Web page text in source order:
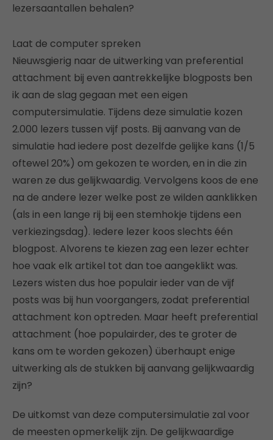
lezersaantallen behalen?
Laat de computer spreken
Nieuwsgierig naar de uitwerking van preferential
attachment bij even aantrekkelijke blogposts ben
ik aan de slag gegaan met een eigen
computersimulatie. Tijdens deze simulatie kozen
2.000 lezers tussen vijf posts. Bij aanvang van de
simulatie had iedere post dezelfde gelijke kans (1/5
oftewel 20%) om gekozen te worden, en in die zin
waren ze dus gelijkwaardig. Vervolgens koos de ene
na de andere lezer welke post ze wilden aanklikken
(als in een lange rij bij een stemhokje tijdens een
verkiezingsdag). Iedere lezer koos slechts één
blogpost. Alvorens te kiezen zag een lezer echter
hoe vaak elk artikel tot dan toe aangeklikt was.
Lezers wisten dus hoe populair ieder van de vijf
posts was bij hun voorgangers, zodat preferential
attachment kon optreden. Maar heeft preferential
attachment (hoe populairder, des te groter de
kans om te worden gekozen) überhaupt enige
uitwerking als de stukken bij aanvang gelijkwaardig
zijn?
De uitkomst van deze computersimulatie zal voor
de meesten opmerkelijk zijn. De gelijkwaardige